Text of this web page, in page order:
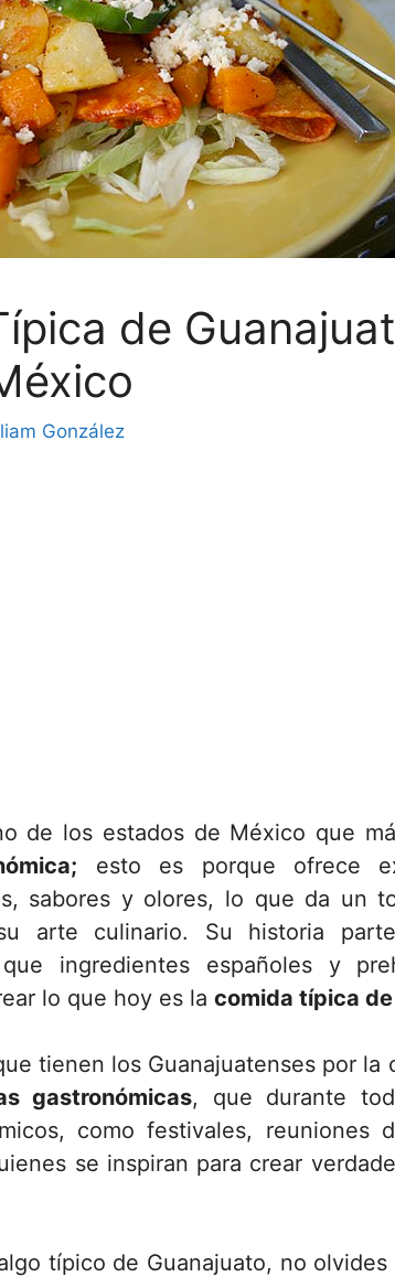
de
González
de los estados de México que
esto es porque ofrece
sabores y olores, lo que da un
arte culinario. Su historia
ingredientes españoles y
lo que hoy es la comida típica
tienen los Guanajuatenses por la
gastronómicas, que durante
como festivales, reuniones
se inspiran para crear
típico de Guanajuato, no olvides